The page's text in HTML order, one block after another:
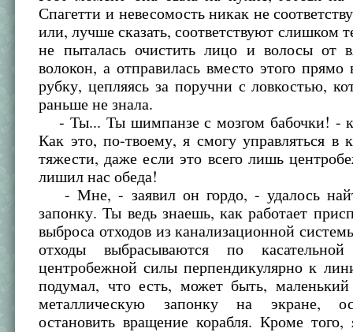
Спагетти и невесомость никак не
или, лучше сказать, соответствуют слишком
не пыталась очистить лицо и волосы от
волокон, а отправилась вместо этого
рубку, цепляясь за поручни с ловкостью,
раньше не знала.
- Ты... Ты шимпанзе с мозгом бабочки! -
Как это, по-твоему, я смогу управляться в
тяжести, даже если это всего лишь
лишил нас обеда!
- Мне, - заявил он гордо, - удалось
запонку. Ты ведь знаешь, как работает
выброса отходов из канализационной
отходы выбрасываются по
центробежной силы перпендикулярно к
подумал, что есть, может быть,
металлическую запонку на экране,
остановить вращение корабля. Кроме